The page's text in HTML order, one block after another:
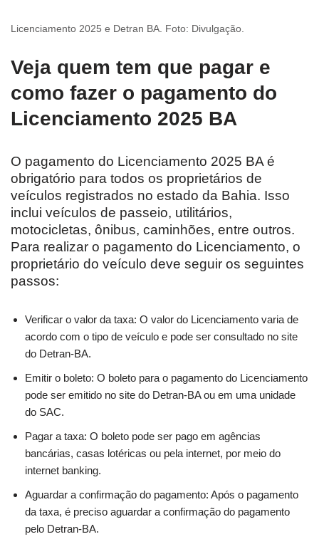
Licenciamento 2025 e Detran BA. Foto: Divulgação.
Veja quem tem que pagar e
como fazer o pagamento do
Licenciamento 2025 BA
O pagamento do Licenciamento 2025 BA é
obrigatório para todos os proprietários de
veículos registrados no estado da Bahia. Isso
inclui veículos de passeio, utilitários,
motocicletas, ônibus, caminhões, entre outros.
Para realizar o pagamento do Licenciamento, o
proprietário do veículo deve seguir os seguintes
passos:
Verificar o valor da taxa: O valor do Licenciamento varia de
acordo com o tipo de veículo e pode ser consultado no site
do Detran-BA.
Emitir o boleto: O boleto para o pagamento do Licenciamento
pode ser emitido no site do Detran-BA ou em uma unidade
do SAC.
Pagar a taxa: O boleto pode ser pago em agências
bancárias, casas lotéricas ou pela internet, por meio do
internet banking.
Aguardar a confirmação do pagamento: Após o pagamento
da taxa, é preciso aguardar a confirmação do pagamento
pelo Detran-BA.